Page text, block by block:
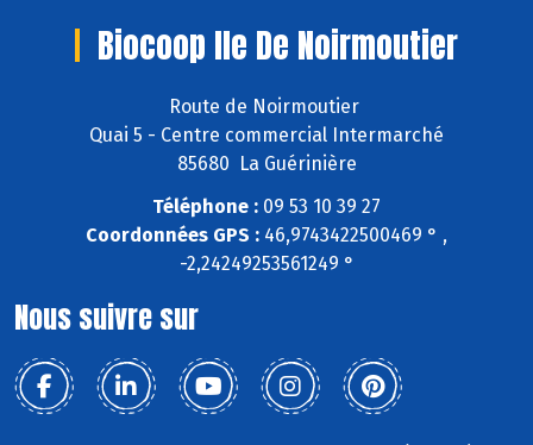
Biocoop Ile De Noirmoutier
Route de Noirmoutier
Quai 5 - Centre commercial Intermarché
85680 La Guérinière
Téléphone : 09 53 10 39 27
Coordonnées GPS : 46,9743422500469 ° ,
-2,24249253561249 °
Nous suivre sur